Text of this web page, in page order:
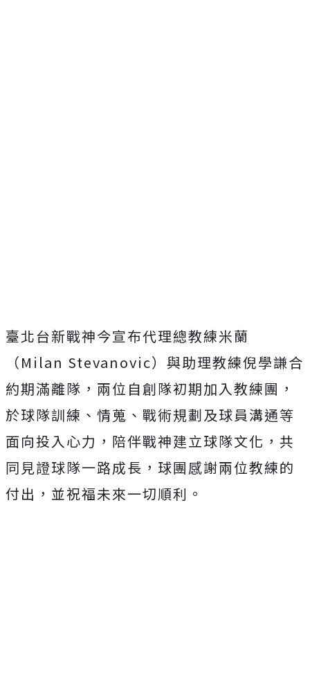
臺北台新戰神今宣布代理總教練米蘭
（Milan Stevanovic）與助理教練倪學謙合
約期滿離隊，兩位自創隊初期加入教練團，
於球隊訓練、情蒐、戰術規劃及球員溝通等
面向投入心力，陪伴戰神建立球隊文化，共
同見證球隊一路成長，球團感謝兩位教練的
付出，並祝福未來一切順利。